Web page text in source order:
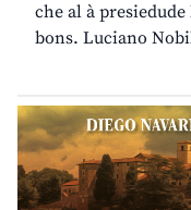
che al à
bons. Luciano